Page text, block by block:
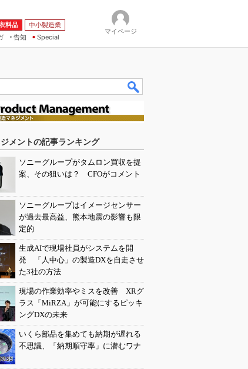
料品
中小製造業
告知 Special
マイページ
メントの記事ランキング
ソニーグループがタムロン買収を提
案、その狙いは？ CFOがコメント
ソニーグループはイメージセンサー
が過去最高益、熊本地震の影響も限
定的
生成AIで現場社員がシステムを開
発 「人中心」の製造DXを自走させ
た3社の方法
現場の作業効率やミスを改善 XRグ
ラス「MiRZA」が可能にするピッキ
ングDXの未来
いくら部品を集めても納期が遅れる
不思議、「納期順守率」に潜むワナ